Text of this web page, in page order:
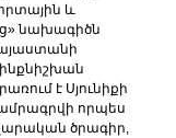
և
նախագիծն
է Սյունիքի
որպես
ծրագիր,